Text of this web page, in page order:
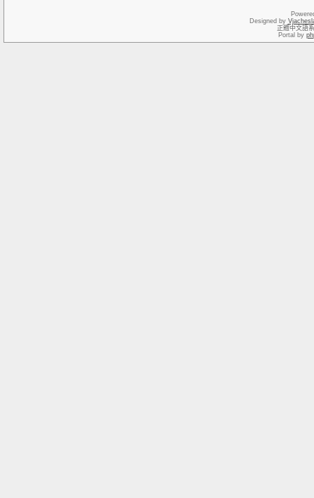
Designed by
正體中文語
Portal by